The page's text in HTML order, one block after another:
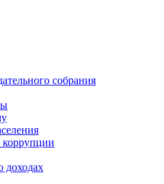
собрания
коррупции
доходах